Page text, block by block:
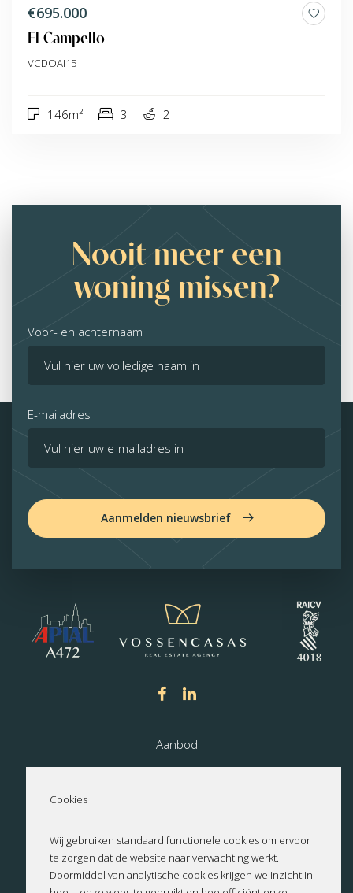
€695.000
El Campello
VCDOAI15
146m² 3 2
Nooit meer een
woning missen?
Voor- en achternaam
E-mailadres
Aanmelden nieuwsbrief
Aanbod
Contact
Cookies
Wij gebruiken standaard functionele cookies om ervoor
te zorgen dat de website naar verwachting werkt.
Doormiddel van analytische cookies krijgen we inzicht in